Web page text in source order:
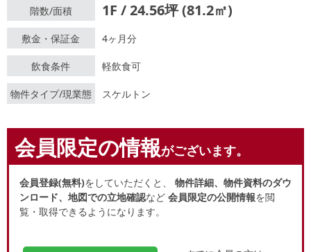
階数/面積 1F / 24.56坪 (81.2㎡)
敷金・保証金 4ヶ月分
飲食条件 軽飲食可
物件タイプ/現業態 スケルトン
会員限定の情報がございます。
会員登録(無料)をしていただくと、 物件詳細、物件資料のダウ
ンロード、地図での立地確認など 会員限定の公開情報を閲
覧・取得できるようになります。